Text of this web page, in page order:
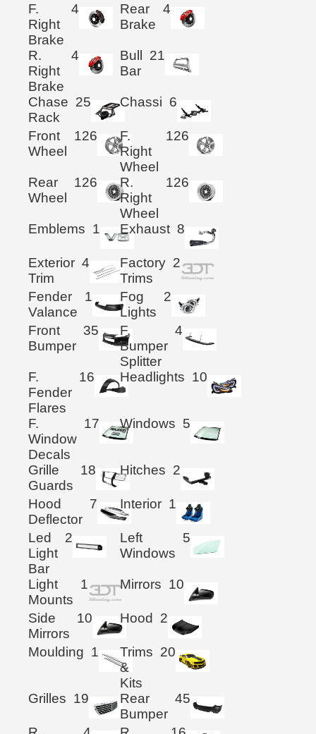
F.
Right
Brake
4
Rear
Brake
4
R.
Right
Brake
4
Bull
Bar
21
Chase
Rack
25 Chassi 6
Front
Wheel
126
F.
Right
Wheel
126
Rear
Wheel
126
R.
Right
Wheel
126
Emblems 1 Exhaust 8
Exterior
Trim
4
Factory
Trims
2
Fender
Valance
1
Fog
Lights
2
Front
Bumper
35
F.
Bumper
Splitter
4
F.
Fender
Flares
16 Headlights 10
F.
Window
Decals
17 Windows 5
Grille
Guards
18 Hitches 2
Hood
Deflector
7 Interior 1
Led
Light
Bar
2
Left
Windows
5
Light
Mounts
1 Mirrors 10
Side
Mirrors
10 Hood 2
Moulding 1
Trims
&
Kits
20
Grilles 19
Rear
Bumper
45